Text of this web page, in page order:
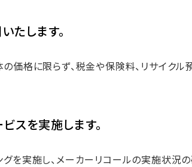
たします。
価格に限らず、税金や保険料、リサイクル
スを実施します。
を実施し、メーカーリコールの実施状況